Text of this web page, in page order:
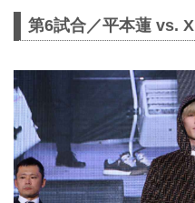
第6試合／平本蓮 vs. X